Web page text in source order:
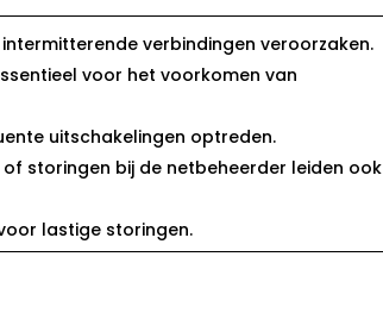
verbindingen veroorzaken.​
voor het voorkomen van
uitschakelingen optreden.​
storingen bij de netbeheerder leiden ook
lastige storingen.​